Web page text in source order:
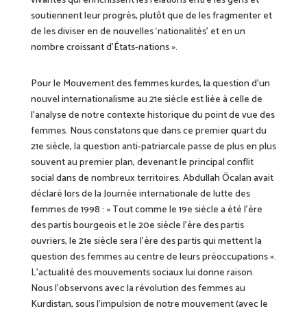
soutiennent leur progrès, plutôt que de les fragmenter et
de les diviser en de nouvelles ‘nationalités’ et en un
nombre croissantd’États-nations ».
Pour le Mouvement des femmes kurdes, la question d’un
nouvel internationalisme au 21e siècle est liée à celle de
l’analyse de notre contexte historique du point de vue des
femmes. Nous constatons que dans ce premier quart du
21e siècle, la questionanti-patriarcalepasse de plus en plus
souvent au premier plan, devenant le principal conflit
social dans de nombreux territoires. Abdullah Öcalan avait
déclaré lors de la Journéeinternationale de lutte des
femmesde 1998 : « Tout comme le 19e siècle a été l’ère
des partis bourgeois et le 20e siècle l’ère des partis
ouvriers, le 21e siècle sera l’ère des partis qui mettent la
question des femmes au centre de leurs préoccupations ».
L’actualité des mouvements sociaux luidonneraison.
Nous l’observons avec la révolution des femmes au
Kurdistan, sous l’impulsion de notre mouvement (avec le